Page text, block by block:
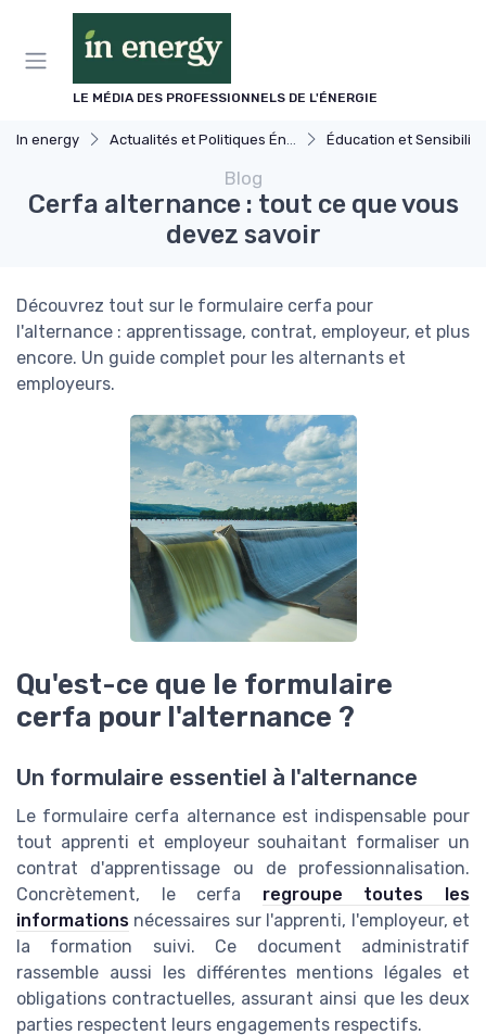
LE MÉDIA DES PROFESSIONNELS DE L'ÉNERGIE
In energy Actualités et Politiques Énergétiques Éducation et Sensibilisation à
Blog
Cerfa alternance : tout ce que vous
devez savoir
Découvrez tout sur le formulaire cerfa pour
l'alternance : apprentissage, contrat, employeur, et plus
encore. Un guide complet pour les alternants et
employeurs.
Qu'est-ce que le formulaire
cerfa pour l'alternance ?
Un formulaire essentiel à l'alternance
Le formulaire cerfa alternance est indispensable pour
tout apprenti et employeur souhaitant formaliser un
contrat d'apprentissage ou de professionnalisation.
Concrètement, le cerfa regroupe toutes les
informations nécessaires sur l'apprenti, l'employeur, et
la formation suivi. Ce document administratif
rassemble aussi les différentes mentions légales et
obligations contractuelles, assurant ainsi que les deux
parties respectent leurs engagements respectifs.
Panneau de gestion des cookies